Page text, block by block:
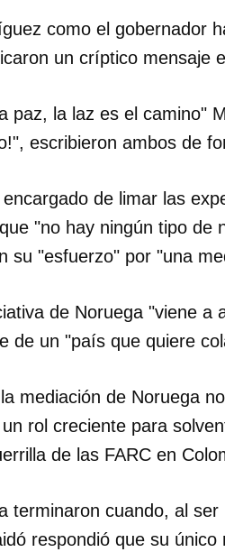
como el gobernador
un críptico mensaje
paz, la laz es el camino"
escribieron ambos de
de limar las
"no hay ningún tipo de
su "esfuerzo" por "una
de Noruega "viene a
de un "país que quiere
mediación de Noruega
rol creciente para
de las FARC en
terminaron cuando, al
respondió que su